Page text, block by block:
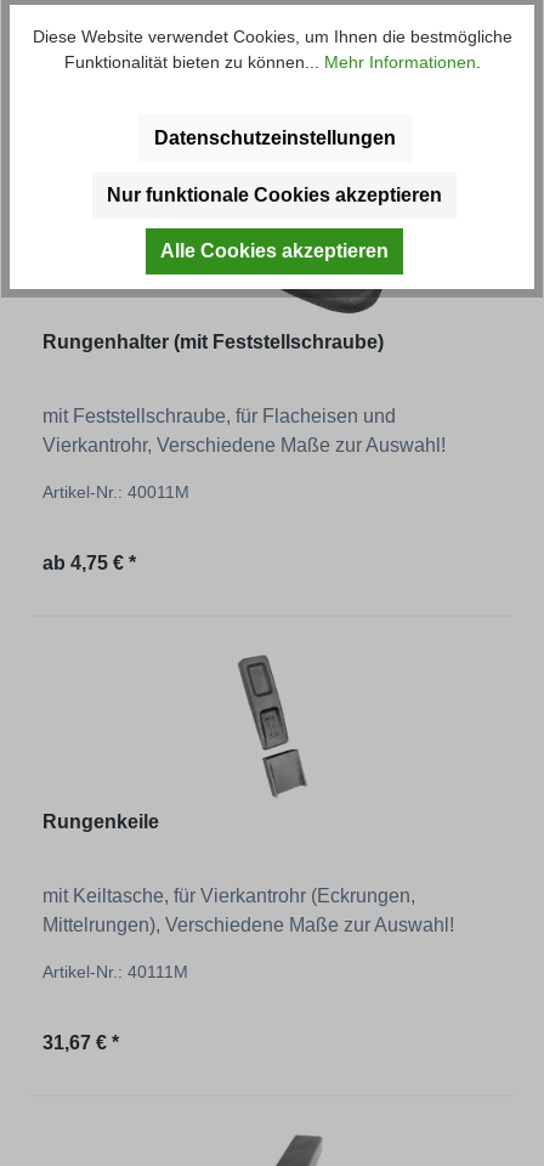
Rungenhalter (mit Feststellschraube)
mit Feststellschraube, für Flacheisen und
Vierkantrohr, Verschiedene Maße zur Auswahl!
Artikel-Nr.: 40011M
Regulärer Preis:
ab 4,75 € *
Rungenkeile
mit Keiltasche, für Vierkantrohr (Eckrungen,
Mittelrungen), Verschiedene Maße zur Auswahl!
Artikel-Nr.: 40111M
Regulärer Preis:
31,67 € *
Diese Website verwendet Cookies, um Ihnen die bestmögliche
Funktionalität bieten zu können... Mehr Informationen.
Datenschutzeinstellungen
Nur funktionale Cookies akzeptieren
Alle Cookies akzeptieren